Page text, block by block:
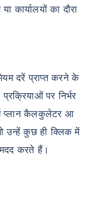
कार्यालयों का दौरा
दरें प्राप्त करने के
पर निर्भर
प्लान कैलकुलेटर आ
उन्हें कुछ ही क्लिक में
करते हैं।